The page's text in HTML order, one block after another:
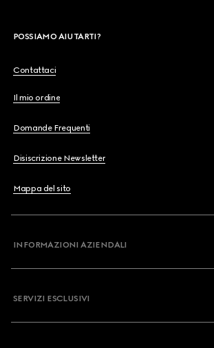
POSSIAMO AIUTARTI?
Contattaci
Il mio ordine
Domande Frequenti
Disiscrizione Newsletter
Mappa del sito
INFORMAZIONI AZIENDALI
SERVIZI ESCLUSIVI